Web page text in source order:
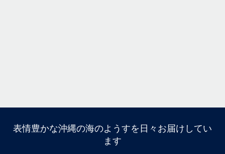
はいさい
アイランドメッセージです
表情豊かな沖縄の海のようすを日々お届けしてい
ます